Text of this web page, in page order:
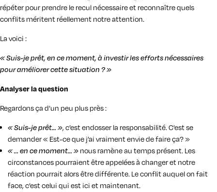
répéter pour prendre le recul nécessaire et reconnaître quels
conflits méritent réellement notre attention.
La voici :
« Suis-je prêt, en ce moment, à investir les efforts nécessaires
pour améliorercette situation ? »
Analyser la question
Regardons ça d’un peu plus près :
« Suis-je prêt… », c’est endosser la responsabilité. C’est se
demander « Est-ce que j’ai vraiment envie de faire ça? »
« … en ce moment… » nous ramène au temps présent. Les
circonstances pourraient être appelées à changer et notre
réaction pourrait alors être différente. Le conflit auquel on fait
face, c’est celui qui est ici et maintenant.